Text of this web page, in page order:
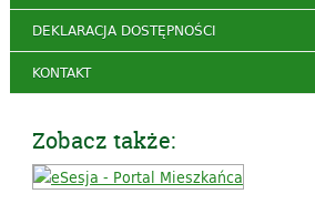
DEKLARACJA DOSTĘPNOŚCI
KONTAKT
Zobacz także: